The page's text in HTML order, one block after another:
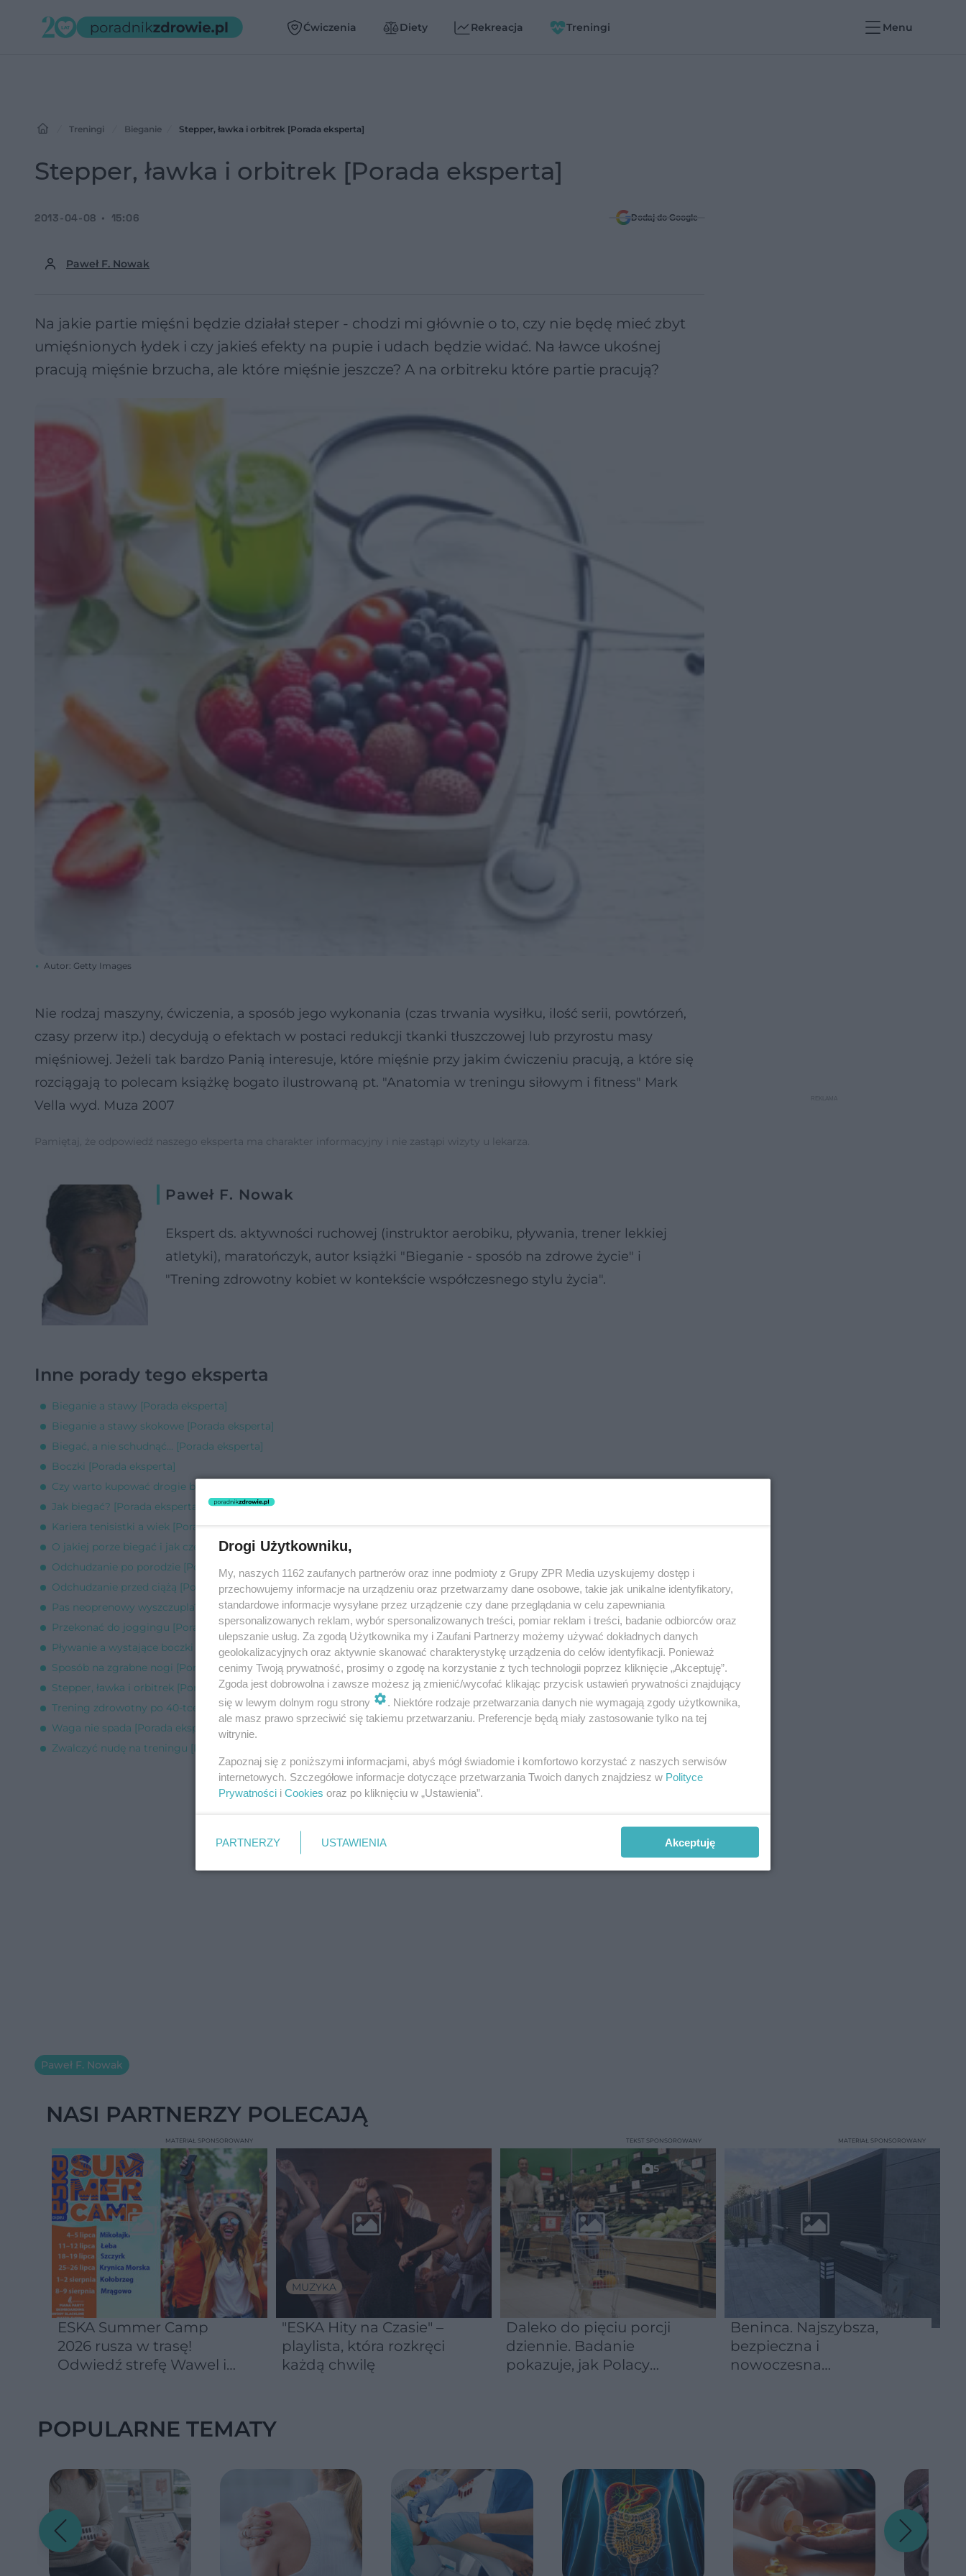
Ćwiczenia Diety Rekreacja Treningi Menu
Treningi Bieganie Stepper, ławka i orbitrek [Porada eksperta]
Stepper, ławka i orbitrek [Porada eksperta]
Paweł F. Nowak
2013-04-08 15:06 Dodaj do Google
Na jakie partie mięśni będzie działał steper - chodzi mi głównie o to, czy nie będę mieć zbyt
umięśnionych łydek i czy jakieś efekty na pupie i udach będzie widać. Na ławce ukośnej
pracują mięśnie brzucha, ale które mięśnie jeszcze? A na orbitreku które partie pracują?
Autor: Getty Images
Nie rodzaj maszyny, ćwiczenia, a sposób jego wykonania (czas trwania wysiłku, ilość serii, powtórzeń,
czasy przerw itp.) decydują o efektach w postaci redukcji tkanki tłuszczowej lub przyrostu masy
mięśniowej. Jeżeli tak bardzo Panią interesuje, które mięśnie przy jakim ćwiczeniu pracują, a które się
rozciągają to polecam książkę bogato ilustrowaną pt. "Anatomia w treningu siłowym i fitness" Mark
Vella wyd. Muza 2007
Pamiętaj, że odpowiedź naszego eksperta ma charakter informacyjny i nie zastąpi wizyty u lekarza.
Paweł F. Nowak
Ekspert ds. aktywności ruchowej (instruktor aerobiku, pływania, trener lekkiej
atletyki), maratończyk, autor książki "Bieganie - sposób na zdrowe życie" i
"Trening zdrowotny kobiet w kontekście współczesnego stylu życia".
Inne porady tego eksperta
Bieganie a stawy [Porada eksperta]
Bieganie a stawy skokowe [Porada eksperta]
Biegać, a nie schudnąć... [Porada eksperta]
Boczki [Porada eksperta]
Czy warto kupować drogie buty do biegania? [Porada eksperta]
Jak biegać? [Porada eksperta]
Kariera tenisistki a wiek [Porada eksperta]
O jakiej porze biegać i jak często [Porada eksperta]
Odchudzanie po porodzie [Porada eksperta]
Odchudzanie przed ciążą [Porada eksperta]
Pas neoprenowy wyszczupla? [Porada eksperta]
Przekonać do joggingu [Porada eksperta]
Pływanie a wystające boczki [Porada eksperta]
Sposób na zgrabne nogi [Porada eksperta]
Stepper, ławka i orbitrek [Porada eksperta]
Trening zdrowotny po 40-tce [Porada eksperta]
Waga nie spada [Porada eksperta]
Zwalczyć nudę na treningu [Porada eksperta]
Paweł F. Nowak
NASI PARTNERZY POLECAJĄ
ESKA Summer Camp
2026 rusza w trasę!
Odwiedź strefę Wawel i
MATERIAŁ SPONSOROWANY
MUZYKA
"ESKA Hity na Czasie" –
playlista, która rozkręci
każdą chwilę
5
Daleko do pięciu porcji
dziennie. Badanie
pokazuje, jak Polacy
TEKST SPONSOROWANY
Beninca. Najszybsza,
bezpieczna i
nowoczesna
MATERIAŁ SPONSOROWANY
POPULARNE TEMATY
Drogi Użytkowniku,
My, naszych 1162 zaufanych partnerów oraz inne podmioty z Grupy ZPR Media uzyskujemy dostęp i
przechowujemy informacje na urządzeniu oraz przetwarzamy dane osobowe, takie jak unikalne identyfikatory,
standardowe informacje wysyłane przez urządzenie czy dane przeglądania w celu zapewniania
spersonalizowanych reklam, wybór spersonalizowanych treści, pomiar reklam i treści, badanie odbiorców oraz
ulepszanie usług. Za zgodą Użytkownika my i Zaufani Partnerzy możemy używać dokładnych danych
geolokalizacyjnych oraz aktywnie skanować charakterystykę urządzenia do celów identyfikacji. Ponieważ
cenimy Twoją prywatność, prosimy o zgodę na korzystanie z tych technologii poprzez kliknięcie „Akceptuję”.
Zgoda jest dobrowolna i zawsze możesz ją zmienić/wycofać klikając przycisk ustawień prywatności znajdujący
się w lewym dolnym rogu strony
. Niektóre rodzaje przetwarzania danych nie wymagają zgody użytkownika,
ale masz prawo sprzeciwić się takiemu przetwarzaniu. Preferencje będą miały zastosowanie tylko na tej
witrynie.
Zapoznaj się z poniższymi informacjami, abyś mógł świadomie i komfortowo korzystać z naszych serwisów
internetowych. Szczegółowe informacje dotyczące przetwarzania Twoich danych znajdziesz w Polityce
Prywatności i Cookies oraz po kliknięciu w „Ustawienia”.
PARTNERZY USTAWIENIA Akceptuję